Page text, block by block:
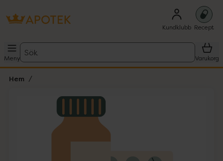
Kundklubb Recept
Meny
Sök
Varukorg
Hem
Lista: . Innehåller 1 objekt.